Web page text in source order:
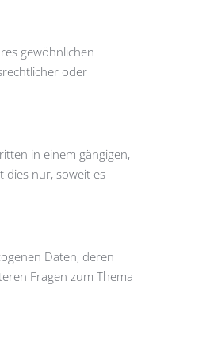
gewöhnlichen
oder
in einem gängigen,
dies nur, soweit es
Daten, deren
Fragen zum Thema